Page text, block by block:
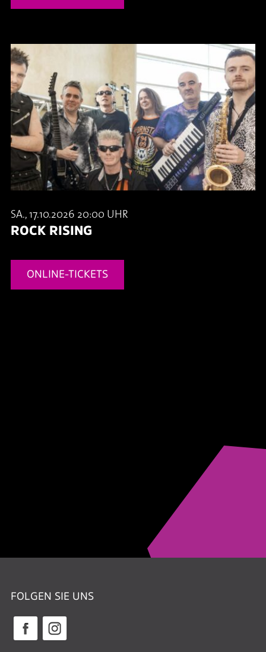
SA., 17.10.2026 20:00 UHR
ROCK RISING
ONLINE-TICKETS
FOLGEN SIE UNS